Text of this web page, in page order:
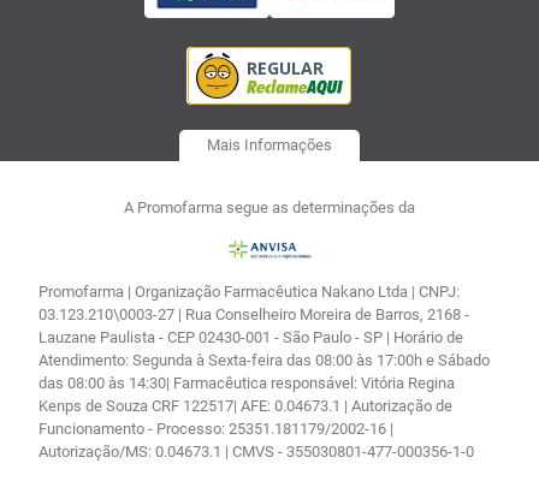
Mais Informações
A Promofarma segue as determinações da
Promofarma | Organização Farmacêutica Nakano Ltda | CNPJ:
03.123.210\0003-27 | Rua Conselheiro Moreira de Barros, 2168 -
Lauzane Paulista - CEP 02430-001 - São Paulo - SP | Horário de
Atendimento: Segunda à Sexta-feira das 08:00 às 17:00h e Sábado
das 08:00 às 14:30| Farmacêutica responsável: Vitória Regina
Kenps de Souza CRF 122517| AFE: 0.04673.1 | Autorização de
Funcionamento - Processo: 25351.181179/2002-16 |
Autorização/MS: 0.04673.1 | CMVS - 355030801-477-000356-1-0